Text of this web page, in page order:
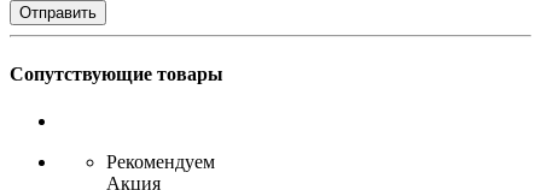
Сопутствующие товары
Рекомендуем
Акция